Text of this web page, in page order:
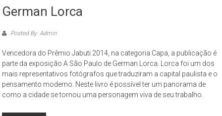
German Lorca
Posted By: Admin
Vencedora do Prêmio Jabuti 2014, na categoria Capa, a publicação é
parte da exposição A São Paulo de German Lorca. Lorca foi um dos
mais representativos fotógrafos que traduziram a capital paulista e o
pensamento moderno. Neste livro é possível ter um panorama de
como a cidade se tornou uma personagem viva de seu trabalho.